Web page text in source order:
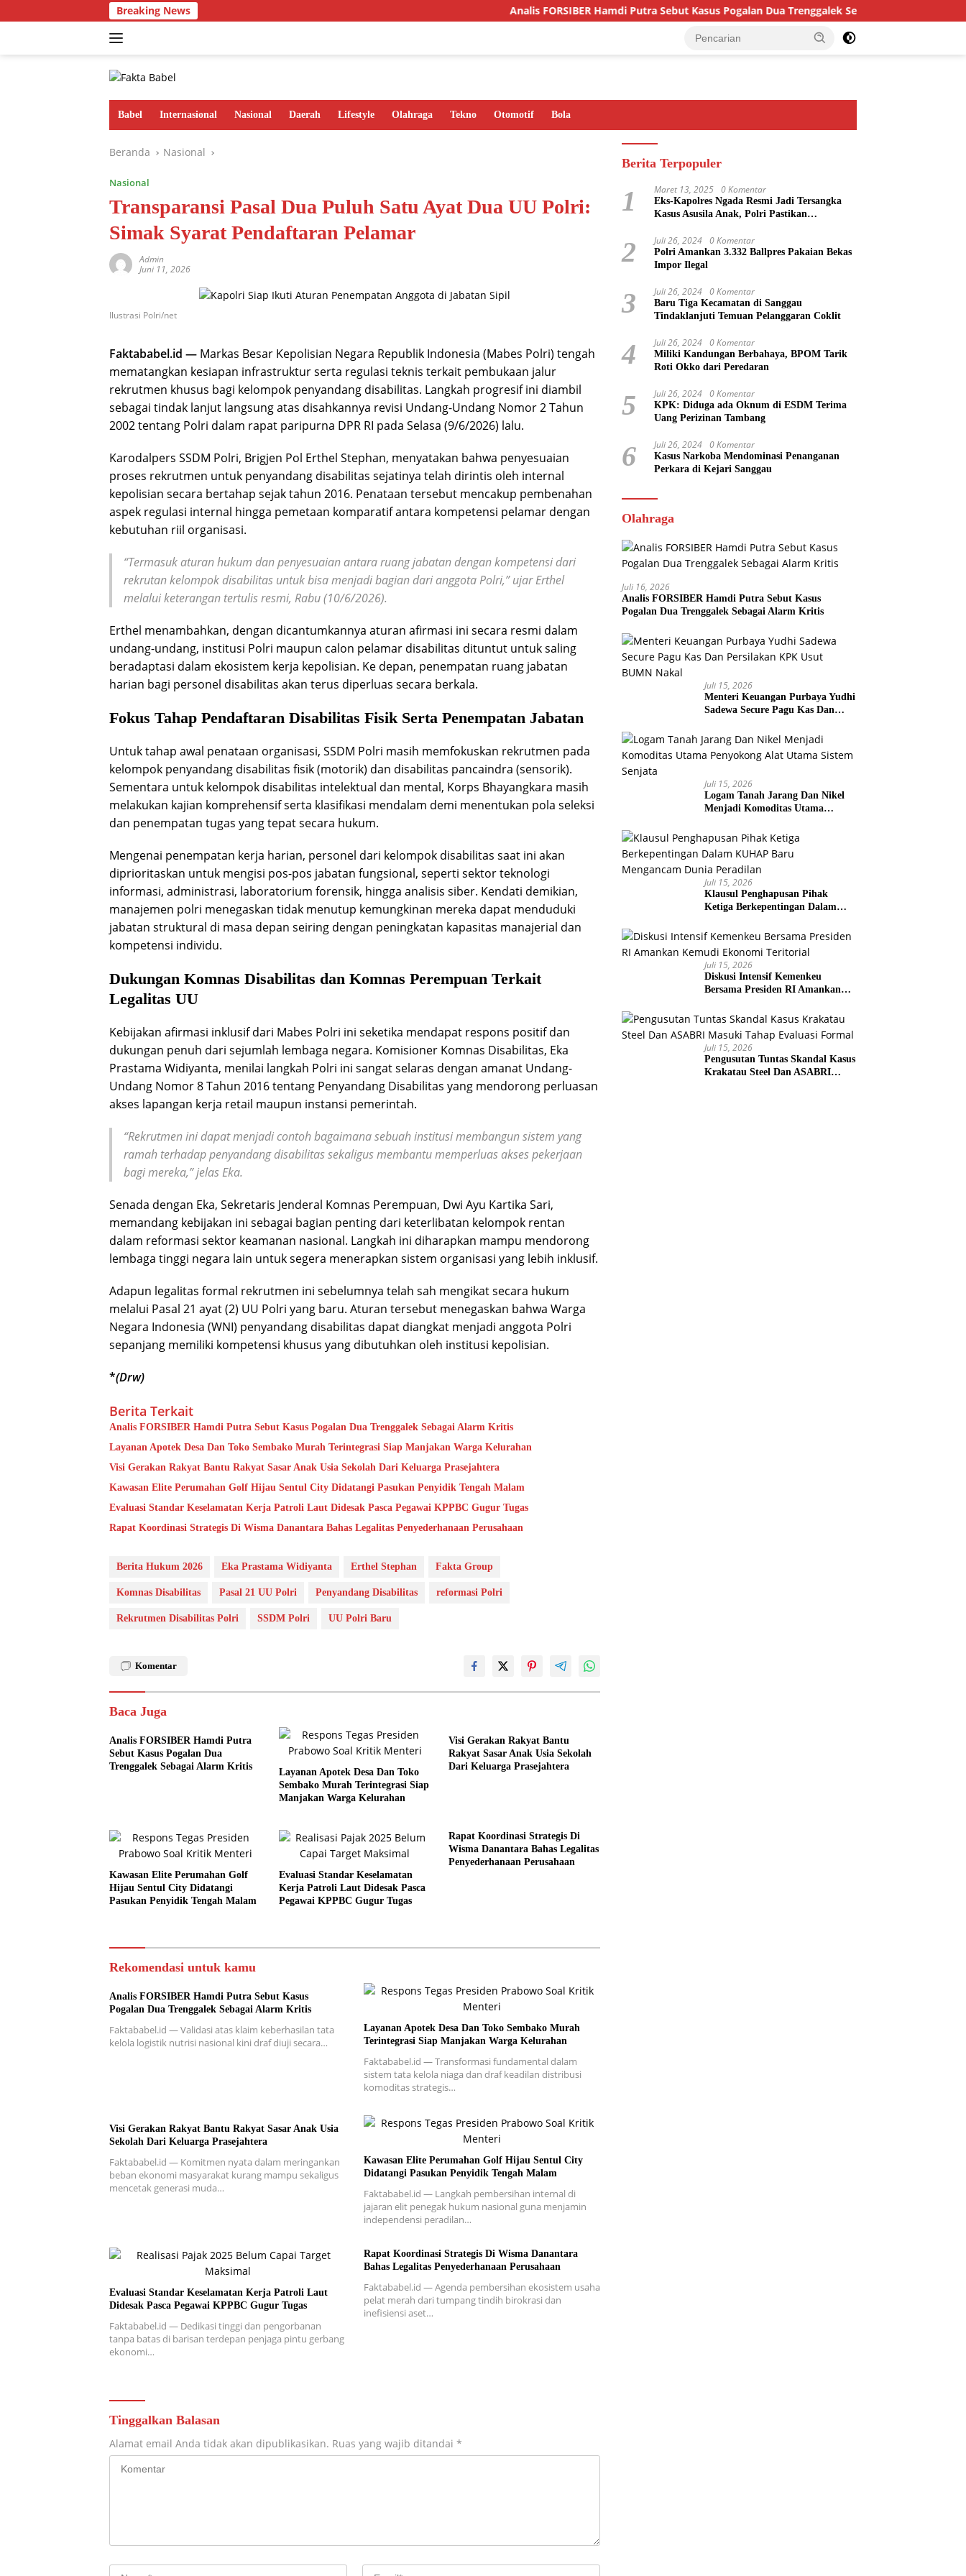
ke
Breaking News Analis FORSIBER Hamdi Putra Sebut Kasus Pogalan Dua Trenggalek Sebagai Alarm Kritis
Babel Internasional Nasional Daerah Lifestyle Olahraga Tekno Otomotif Bola
Beranda Nasional
Nasional
Transparansi Pasal Dua Puluh Satu Ayat Dua UU Polri:
Simak Syarat Pendaftaran Pelamar
Admin
Juni 11, 2026
Ilustrasi Polri/net
Faktababel.id — Markas Besar Kepolisian Negara Republik Indonesia (Mabes Polri) tengah
mematangkan kesiapan infrastruktur serta regulasi teknis terkait pembukaan jalur
rekrutmen khusus bagi kelompok penyandang disabilitas. Langkah progresif ini diambil
sebagai tindak lanjut langsung atas disahkannya revisi Undang-Undang Nomor 2 Tahun
2002 tentang Polri dalam rapat paripurna DPR RI pada Selasa (9/6/2026) lalu.
Karodalpers SSDM Polri, Brigjen Pol Erthel Stephan, menyatakan bahwa penyesuaian
proses rekrutmen untuk penyandang disabilitas sejatinya telah dirintis oleh internal
kepolisian secara bertahap sejak tahun 2016. Penataan tersebut mencakup pembenahan
aspek regulasi internal hingga pemetaan komparatif antara kompetensi pelamar dengan
kebutuhan riil organisasi.
“Termasuk aturan hukum dan penyesuaian antara ruang jabatan dengan kompetensi dari
rekrutan kelompok disabilitas untuk bisa menjadi bagian dari anggota Polri,” ujar Erthel
melalui keterangan tertulis resmi, Rabu (10/6/2026).
Erthel menambahkan, dengan dicantumkannya aturan afirmasi ini secara resmi dalam
undang-undang, institusi Polri maupun calon pelamar disabilitas dituntut untuk saling
beradaptasi dalam ekosistem kerja kepolisian. Ke depan, penempatan ruang jabatan
harian bagi personel disabilitas akan terus diperluas secara berkala.
Fokus Tahap Pendaftaran Disabilitas Fisik Serta Penempatan Jabatan
Untuk tahap awal penataan organisasi, SSDM Polri masih memfokuskan rekrutmen pada
kelompok penyandang disabilitas fisik (motorik) dan disabilitas pancaindra (sensorik).
Sementara untuk kelompok disabilitas intelektual dan mental, Korps Bhayangkara masih
melakukan kajian komprehensif serta klasifikasi mendalam demi menentukan pola seleksi
dan penempatan tugas yang tepat secara hukum.
Mengenai penempatan kerja harian, personel dari kelompok disabilitas saat ini akan
diprioritaskan untuk mengisi pos-pos jabatan fungsional, seperti sektor teknologi
informasi, administrasi, laboratorium forensik, hingga analisis siber. Kendati demikian,
manajemen polri menegaskan tidak menutup kemungkinan mereka dapat menduduki
jabatan struktural di masa depan seiring dengan peningkatan kapasitas manajerial dan
kompetensi individu.
Dukungan Komnas Disabilitas dan Komnas Perempuan Terkait
Legalitas UU
Kebijakan afirmasi inklusif dari Mabes Polri ini seketika mendapat respons positif dan
dukungan penuh dari sejumlah lembaga negara. Komisioner Komnas Disabilitas, Eka
Prastama Widiyanta, menilai langkah Polri ini sangat selaras dengan amanat Undang-
Undang Nomor 8 Tahun 2016 tentang Penyandang Disabilitas yang mendorong perluasan
akses lapangan kerja retail maupun instansi pemerintah.
“Rekrutmen ini dapat menjadi contoh bagaimana sebuah institusi membangun sistem yang
ramah terhadap penyandang disabilitas sekaligus membantu memperluas akses pekerjaan
bagi mereka,” jelas Eka.
Senada dengan Eka, Sekretaris Jenderal Komnas Perempuan, Dwi Ayu Kartika Sari,
memandang kebijakan ini sebagai bagian penting dari keterlibatan kelompok rentan
dalam reformasi sektor keamanan nasional. Langkah ini diharapkan mampu mendorong
lembaga tinggi negara lain untuk segera menerapkan sistem organisasi yang lebih inklusif.
Adapun legalitas formal rekrutmen ini sebelumnya telah sah mengikat secara hukum
melalui Pasal 21 ayat (2) UU Polri yang baru. Aturan tersebut menegaskan bahwa Warga
Negara Indonesia (WNI) penyandang disabilitas dapat diangkat menjadi anggota Polri
sepanjang memiliki kompetensi khusus yang dibutuhkan oleh institusi kepolisian.
*(Drw)
Berita Terkait
Analis FORSIBER Hamdi Putra Sebut Kasus Pogalan Dua Trenggalek Sebagai Alarm Kritis
Layanan Apotek Desa Dan Toko Sembako Murah Terintegrasi Siap Manjakan Warga Kelurahan
Visi Gerakan Rakyat Bantu Rakyat Sasar Anak Usia Sekolah Dari Keluarga Prasejahtera
Kawasan Elite Perumahan Golf Hijau Sentul City Didatangi Pasukan Penyidik Tengah Malam
Evaluasi Standar Keselamatan Kerja Patroli Laut Didesak Pasca Pegawai KPPBC Gugur Tugas
Rapat Koordinasi Strategis Di Wisma Danantara Bahas Legalitas Penyederhanaan Perusahaan
Berita Hukum 2026 Eka Prastama Widiyanta Erthel Stephan Fakta Group
Komnas Disabilitas Pasal 21 UU Polri Penyandang Disabilitas reformasi Polri
Rekrutmen Disabilitas Polri SSDM Polri UU Polri Baru
Komentar
Baca Juga
Analis FORSIBER Hamdi Putra
Sebut Kasus Pogalan Dua
Trenggalek Sebagai Alarm Kritis
Layanan Apotek Desa Dan Toko
Sembako Murah Terintegrasi Siap
Manjakan Warga Kelurahan
Visi Gerakan Rakyat Bantu
Rakyat Sasar Anak Usia Sekolah
Dari Keluarga Prasejahtera
Kawasan Elite Perumahan Golf
Hijau Sentul City Didatangi
Pasukan Penyidik Tengah Malam
Evaluasi Standar Keselamatan
Kerja Patroli Laut Didesak Pasca
Pegawai KPPBC Gugur Tugas
Rapat Koordinasi Strategis Di
Wisma Danantara Bahas Legalitas
Penyederhanaan Perusahaan
Rekomendasi untuk kamu
Analis FORSIBER Hamdi Putra Sebut Kasus
Pogalan Dua Trenggalek Sebagai Alarm Kritis
Faktababel.id — Validasi atas klaim keberhasilan tata
kelola logistik nutrisi nasional kini draf diuji secara…
Layanan Apotek Desa Dan Toko Sembako Murah
Terintegrasi Siap Manjakan Warga Kelurahan
Faktababel.id — Transformasi fundamental dalam
sistem tata kelola niaga dan draf keadilan distribusi
komoditas strategis…
Visi Gerakan Rakyat Bantu Rakyat Sasar Anak Usia
Sekolah Dari Keluarga Prasejahtera
Faktababel.id — Komitmen nyata dalam meringankan
beban ekonomi masyarakat kurang mampu sekaligus
mencetak generasi muda…
Kawasan Elite Perumahan Golf Hijau Sentul City
Didatangi Pasukan Penyidik Tengah Malam
Faktababel.id — Langkah pembersihan internal di
jajaran elit penegak hukum nasional guna menjamin
independensi peradilan…
Evaluasi Standar Keselamatan Kerja Patroli Laut
Didesak Pasca Pegawai KPPBC Gugur Tugas
Faktababel.id — Dedikasi tinggi dan pengorbanan
tanpa batas di barisan terdepan penjaga pintu gerbang
ekonomi…
Rapat Koordinasi Strategis Di Wisma Danantara
Bahas Legalitas Penyederhanaan Perusahaan
Faktababel.id — Agenda pembersihan ekosistem usaha
pelat merah dari tumpang tindih birokrasi dan
inefisiensi aset…
Tinggalkan Balasan
Alamat email Anda tidak akan dipublikasikan. Ruas yang wajib ditandai *
Berita Terpopuler
1 Maret 13, 2025 0 Komentar
Eks-Kapolres Ngada Resmi Jadi Tersangka
Kasus Asusila Anak, Polri Pastikan
2 Juli 26, 2024 0 Komentar
Polri Amankan 3.332 Ballpres Pakaian Bekas
Impor Ilegal
3 Juli 26, 2024 0 Komentar
Baru Tiga Kecamatan di Sanggau
Tindaklanjuti Temuan Pelanggaran Coklit
4 Juli 26, 2024 0 Komentar
Miliki Kandungan Berbahaya, BPOM Tarik
Roti Okko dari Peredaran
5 Juli 26, 2024 0 Komentar
KPK: Diduga ada Oknum di ESDM Terima
Uang Perizinan Tambang
6 Juli 26, 2024 0 Komentar
Kasus Narkoba Mendominasi Penanganan
Perkara di Kejari Sanggau
Olahraga
Juli 16, 2026
Analis FORSIBER Hamdi Putra Sebut Kasus
Pogalan Dua Trenggalek Sebagai Alarm Kritis
Juli 15, 2026
Menteri Keuangan Purbaya Yudhi
Sadewa Secure Pagu Kas Dan
Nakal
Juli 15, 2026
Logam Tanah Jarang Dan Nikel
Menjadi Komoditas Utama
Senjata
Juli 15, 2026
Klausul Penghapusan Pihak
Ketiga Berkepentingan Dalam
Peradilan
Juli 15, 2026
Diskusi Intensif Kemenkeu
Bersama Presiden RI Amankan
Juli 15, 2026
Pengusutan Tuntas Skandal Kasus
Krakatau Steel Dan ASABRI